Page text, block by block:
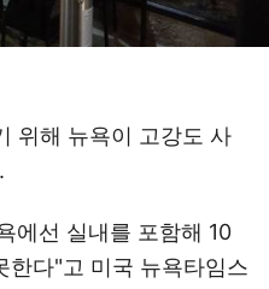
위해 뉴욕이 고강도 사
에선 실내를 포함해 10
한다"고 미국 뉴욕타임스